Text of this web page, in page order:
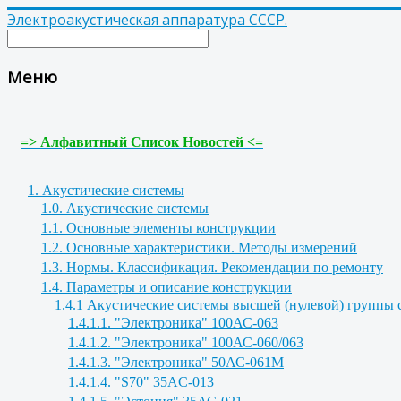
Электроакустическая аппаратура СССР.
Меню
=> Алфавитный Список Новостей <=
1. Акустические системы
1.0. Акустические системы
1.1. Основные элементы конструкции
1.2. Основные характеристики. Методы измерений
1.3. Нормы. Классификация. Рекомендации по ремонту
1.4. Параметры и описание конструкции
1.4.1 Акустические системы высшей (нулевой) группы
1.4.1.1. "Электроника" 100АС-063
1.4.1.2. "Электроника" 100АС-060/063
1.4.1.3. "Электроника" 50АС-061М
1.4.1.4. "S70" 35AC-013